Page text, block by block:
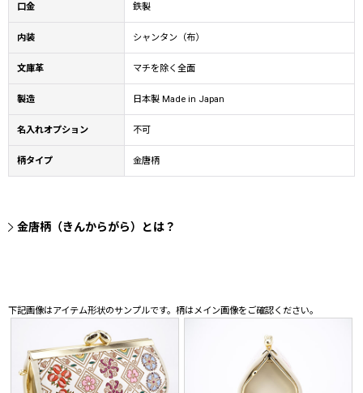
口金 鉄製
内装 シャンタン（布）
文庫革 マチを除く全面
製造 日本製 Made in Japan
名入れオプション 不可
柄タイプ 金唐柄
金唐柄（きんからがら）とは？
下記画像はアイテム形状のサンプルです。柄はメイン画像をご確認ください。